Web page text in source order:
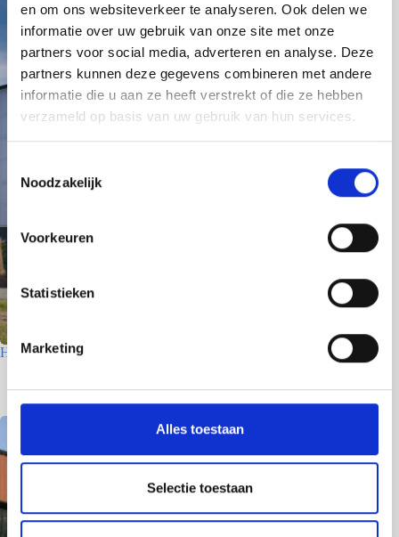
en om ons websiteverkeer te analyseren. Ook delen we
informatie over uw gebruik van onze site met onze
partners voor social media, adverteren en analyse. Deze
partners kunnen deze gegevens combineren met andere
informatie die u aan ze heeft verstrekt of die ze hebben
verzameld op basis van uw gebruik van hun services.
s
m
m
i
n
s
c
Noodzakelijk
Voorkeuren
Statistieken
Marketing
Alles toestaan
Selectie toestaan
Houtfabriek – Utrecht